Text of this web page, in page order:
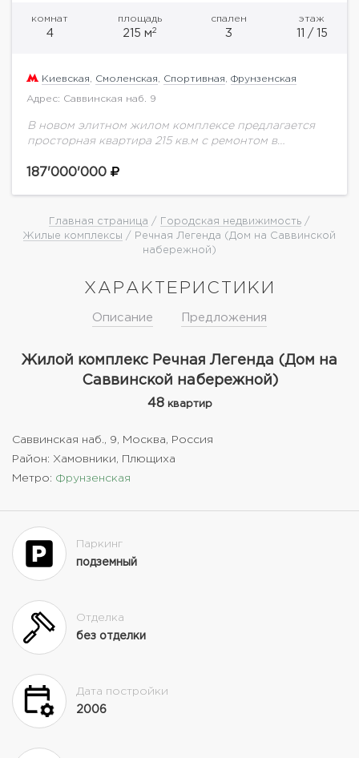
комнат
4
площадь
215 м2
спален
3
этаж
11 / 15
Киевская Смоленская Спортивная Фрунзенская
Адрес: Саввинская наб. 9
В новом элитном жилом комплексе предлагается
просторная квартира 215 кв.м с ремонтом в
кабинет, три санузла. Дизайнерская мебель из
187'000'000
Главная страница / Городская недвижимость /
Жилые комплексы / Речная Легенда (Дом на Саввинской
набережной)
ХАРАКТЕРИСТИКИ
Описание Предложения
Жилой комплекс Речная Легенда (Дом на
Саввинской набережной)
48квартир
Саввинская наб., 9, Москва, Россия
Район: Хамовники, Плющиха
Метро: Фрунзенская
Паркинг
подземный
Отделка
без отделки
Дата постройки
2006